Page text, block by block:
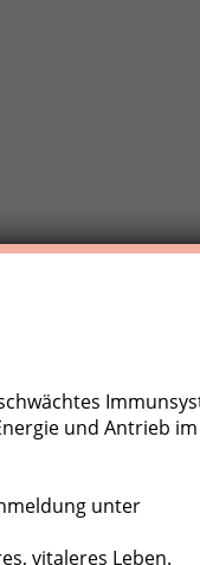
der
Körper als
und Antrieb
unter
vitaleres Leben.